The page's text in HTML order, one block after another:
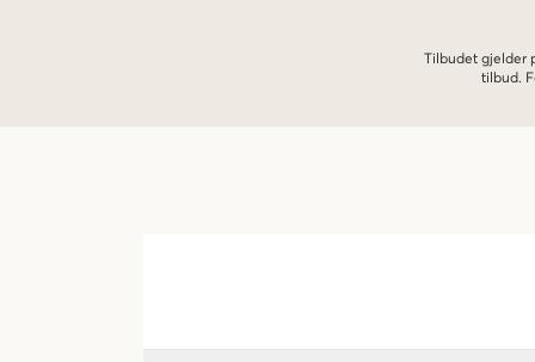
Tilbudet gjelder
tilbud.